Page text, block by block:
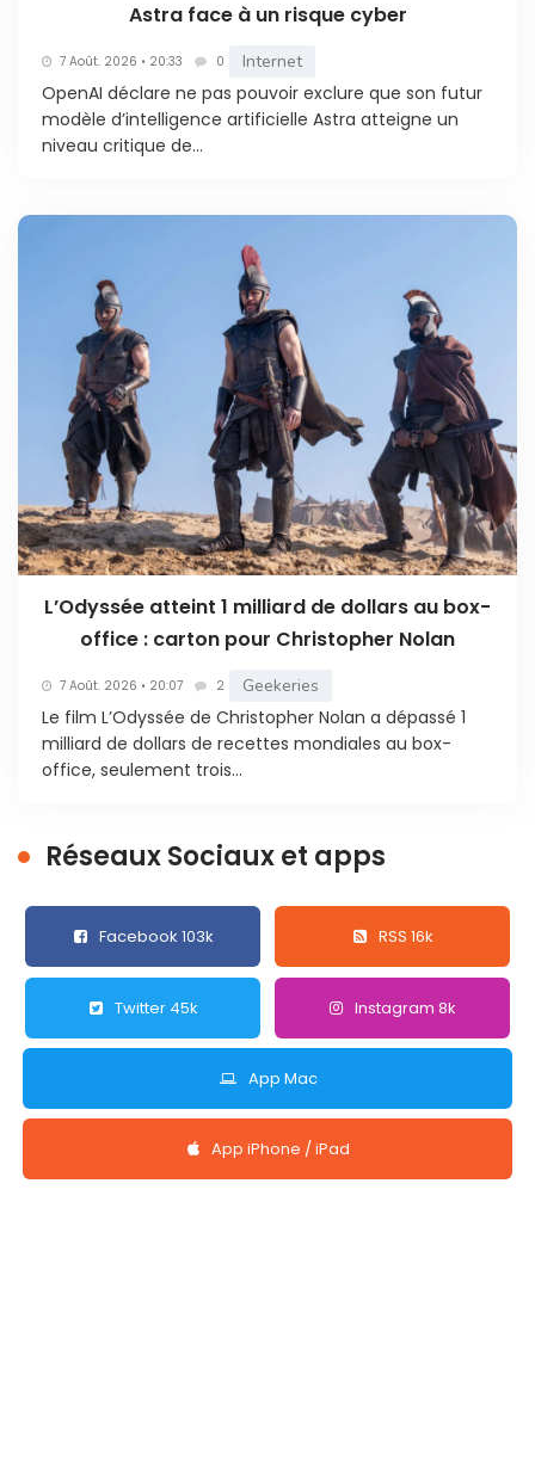
Astra face à un risque cyber
7 Août. 2026 • 20:33 0 Internet
OpenAI déclare ne pas pouvoir exclure que son futur
modèle d’intelligence artificielle Astra atteigne un
niveau critique de...
L’Odyssée atteint 1 milliard de dollars au box-
office : carton pour Christopher Nolan
7 Août. 2026 • 20:07 2 Geekeries
Le film L’Odyssée de Christopher Nolan a dépassé 1
milliard de dollars de recettes mondiales au box-
office, seulement trois...
Réseaux Sociaux et apps
Facebook 103k RSS 16k
Twitter 45k Instagram 8k
App Mac
App iPhone / iPad